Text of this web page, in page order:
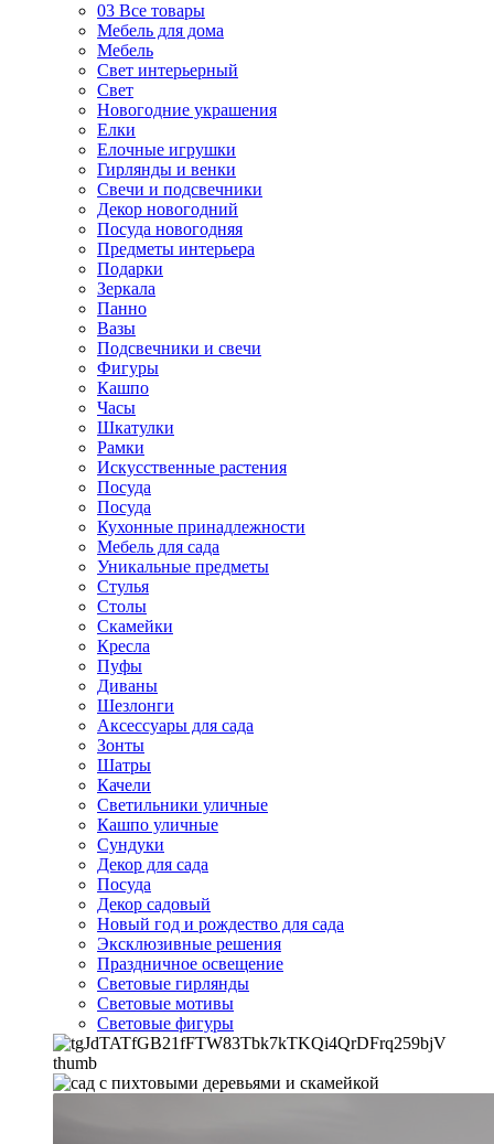
03 Все товары
Мебель для дома
Мебель
Свет интерьерный
Свет
Новогодние украшения
Елки
Елочные игрушки
Гирлянды и венки
Свечи и подсвечники
Декор новогодний
Посуда новогодняя
Предметы интерьера
Подарки
Зеркала
Панно
Вазы
Подсвечники и свечи
Фигуры
Кашпо
Часы
Шкатулки
Рамки
Искусственные растения
Посуда
Посуда
Кухонные принадлежности
Мебель для сада
Уникальные предметы
Стулья
Столы
Скамейки
Кресла
Пуфы
Диваны
Шезлонги
Аксессуары для сада
Зонты
Шатры
Качели
Cветильники уличные
Кашпо уличные
Сундуки
Декор для сада
Посуда
Декор садовый
Новый год и рождество для сада
Эксклюзивные решения
Праздничное освещение
Световые гирлянды
Световые мотивы
Световые фигуры